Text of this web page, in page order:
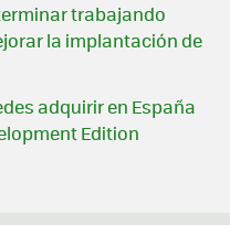
trabajando
la implantación de
adquirir en España
Edition